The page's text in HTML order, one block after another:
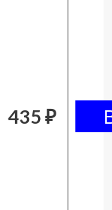
435 ₽